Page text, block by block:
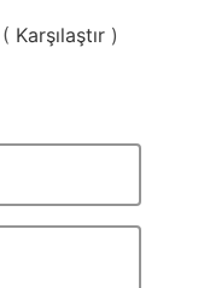
( Karşılaştır )